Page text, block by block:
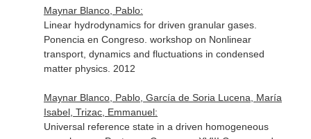
Maynar Blanco, Pablo:
Linear hydrodynamics for driven granular gases.
Ponencia en Congreso. workshop on Nonlinear
transport, dynamics and fluctuations in condensed
matter physics. 2012
Maynar Blanco, Pablo, García de Soria Lucena, María
Isabel, Trizac, Emmanuel:
Universal reference state in a driven homogeneous